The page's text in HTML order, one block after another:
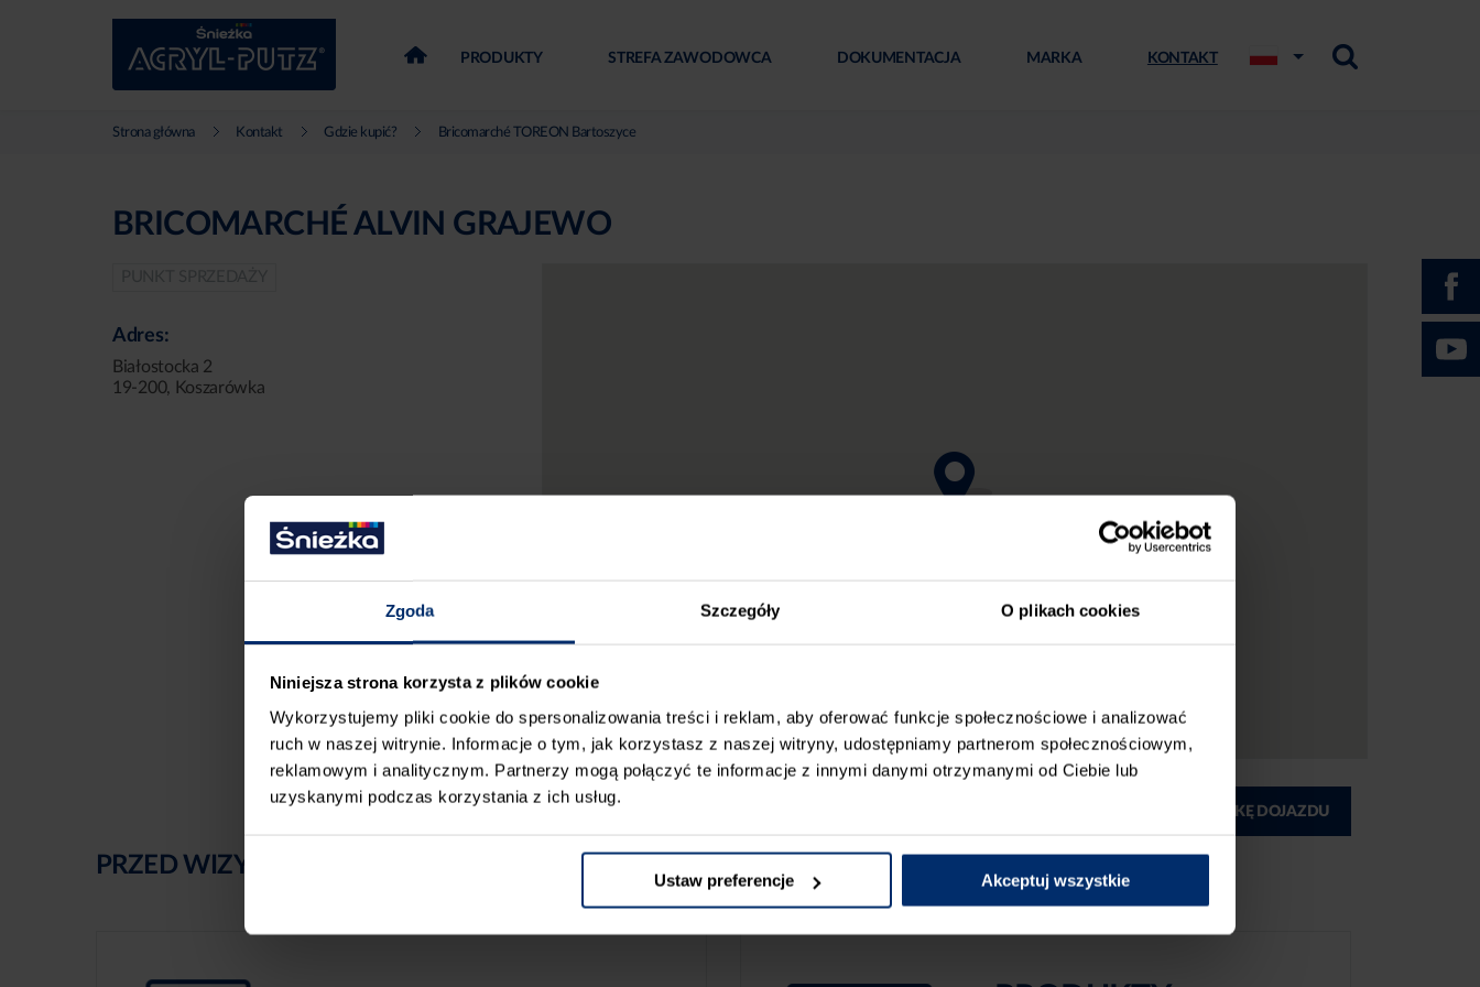
Zgoda Szczegóły O plikach cookies
Niniejsza strona korzysta z plików cookie
Wykorzystujemy pliki cookie do spersonalizowania treści i reklam, aby oferować funkcje społecznościowe i analizować
ruch w naszej witrynie. Informacje o tym, jak korzystasz z naszej witryny, udostępniamy partnerom społecznościowym,
reklamowym i analitycznym. Partnerzy mogą połączyć te informacje z innymi danymi otrzymanymi od Ciebie lub
uzyskanymi podczas korzystania z ich usług.
Ustaw preferencje Akceptuj wszystkie
PRODUKTY STREFA ZAWODOWCA DOKUMENTACJA MARKA KONTAKT
Strona główna Kontakt Gdzie kupić? Bricomarché TOREON Bartoszyce
BRICOMARCHÉ ALVIN GRAJEWO
Adres:
Białostocka 2
19-200, Koszarówka
DRUKUJ MAPKĘ DOJAZDU
PRZED WIZYTĄ W SKLEPIE POLECAMY: